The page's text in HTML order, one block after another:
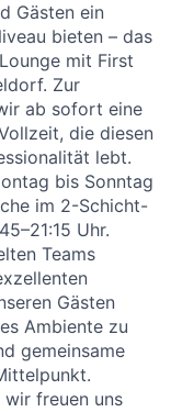
Gästen ein
bieten – das
mit First
Zur
ab sofort eine
die diesen
lebt.
bis Sonntag
im 2-Schicht-
Uhr.
Teams
Gästen
Ambiente zu
gemeinsame
wir freuen uns